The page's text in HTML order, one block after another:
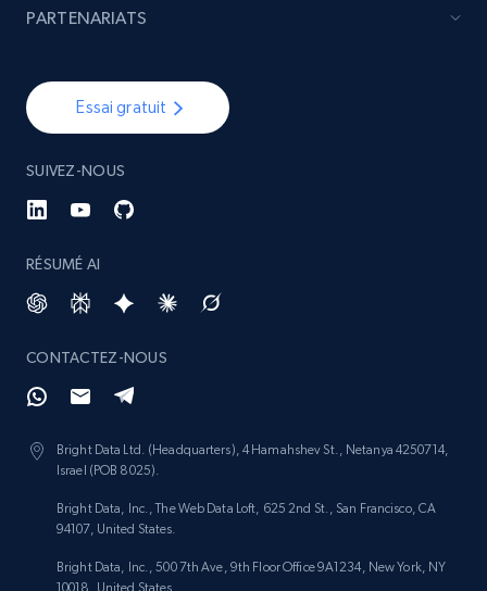
Essai gratuit
SUIVEZ-NOUS
RÉSUMÉ AI
CONTACTEZ-NOUS
Bright Data Ltd. (Headquarters), 4 Hamahshev St., Netanya 4250714,
Israel (POB 8025).
Bright Data, Inc., The Web Data Loft, 625 2nd St., San Francisco, CA
94107, United States.
Bright Data, Inc., 500 7th Ave, 9th Floor Office 9A1234, New York, NY
10018, United States.
PARTENARIATS